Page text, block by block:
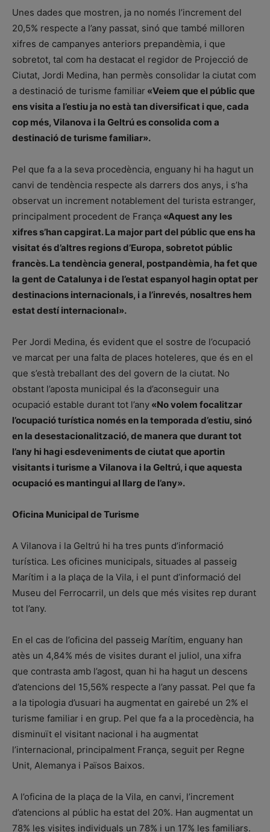
Unes dades que mostren, ja no només l’increment del
20,5% respecte a l’any passat, sinó que també milloren
xifres de campanyes anteriors prepandèmia, i que
sobretot, tal com ha destacat el regidor de Projecció de
Ciutat, Jordi Medina, han permès consolidar la ciutat com
a destinació de turisme familiar «Veiem que el públic que
ens visita a l’estiu ja no està tan diversificat i que, cada
cop més, Vilanova i la Geltrú es consolida com a
destinació de turisme familiar».
Pel que fa a la seva procedència, enguany hi ha hagut un
canvi de tendència respecte als darrers dos anys, i s’ha
observat un increment notablement del turista estranger,
principalment procedent de França «Aquest any les
xifres s’han capgirat. La major part del públic que ens ha
visitat és d’altres regions d’Europa, sobretot públic
francès. La tendència general, postpandèmia, ha fet que
la gent de Catalunya i de l’estat espanyol hagin optat per
destinacions internacionals, i a l’inrevés, nosaltres hem
estat destí internacional».
Per Jordi Medina, és evident que el sostre de l’ocupació
ve marcat per una falta de places hoteleres, que és en el
que s’està treballant des del govern de la ciutat. No
obstant l’aposta municipal és la d’aconseguir una
ocupació estable durant tot l’any «No volem focalitzar
l’ocupació turística només en la temporada d’estiu, sinó
en la desestacionalització, de manera que durant tot
l’any hi hagi esdeveniments de ciutat que aportin
visitants i turisme a Vilanova i la Geltrú, i que aquesta
ocupació es mantingui al llarg de l’any».
Oficina Municipal de Turisme
A Vilanova i la Geltrú hi ha tres punts d’informació
turística. Les oficines municipals, situades al passeig
Marítim i a la plaça de la Vila, i el punt d’informació del
Museu del Ferrocarril, un dels que més visites rep durant
tot l’any.
En el cas de l’oficina del passeig Marítim, enguany han
atès un 4,84% més de visites durant el juliol, una xifra
que contrasta amb l’agost, quan hi ha hagut un descens
d’atencions del 15,56% respecte a l’any passat. Pel que fa
a la tipologia d’usuari ha augmentat en gairebé un 2% el
turisme familiar i en grup. Pel que fa a la procedència, ha
disminuït el visitant nacional i ha augmentat
l’internacional, principalment França, seguit per Regne
Unit, Alemanya i Països Baixos.
A l’oficina de la plaça de la Vila, en canvi, l’increment
d’atencions al públic ha estat del 20%. Han augmentat un
78% les visites individuals un 78% i un 17% les familiars.